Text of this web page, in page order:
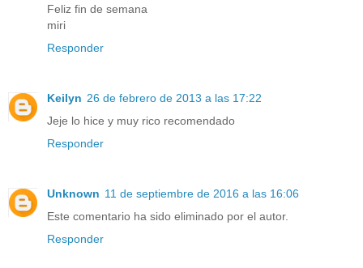
Feliz fin de semana
miri
Responder
Keilyn 26 de febrero de 2013 a las 17:22
Jeje lo hice y muy rico recomendado
Responder
Unknown 11 de septiembre de 2016 a las 16:06
Este comentario ha sido eliminado por el autor.
Responder